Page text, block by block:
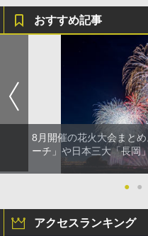
おすすめ記事
8月開催の花火大会まと
ーチ」や日本三大「長岡
● ●
アクセスランキング